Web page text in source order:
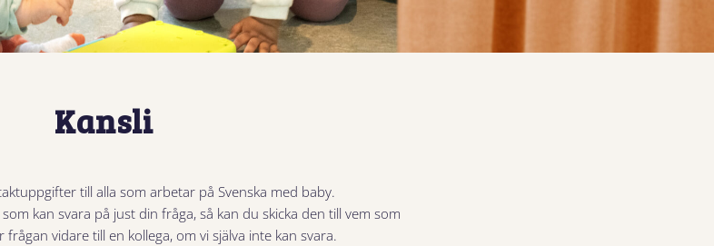
Kansli
till alla som arbetar på Svenska med baby.
kan svara på just din fråga, så kan du skicka den till vem som
frågan vidare till en kollega, om vi själva inte kan svara.